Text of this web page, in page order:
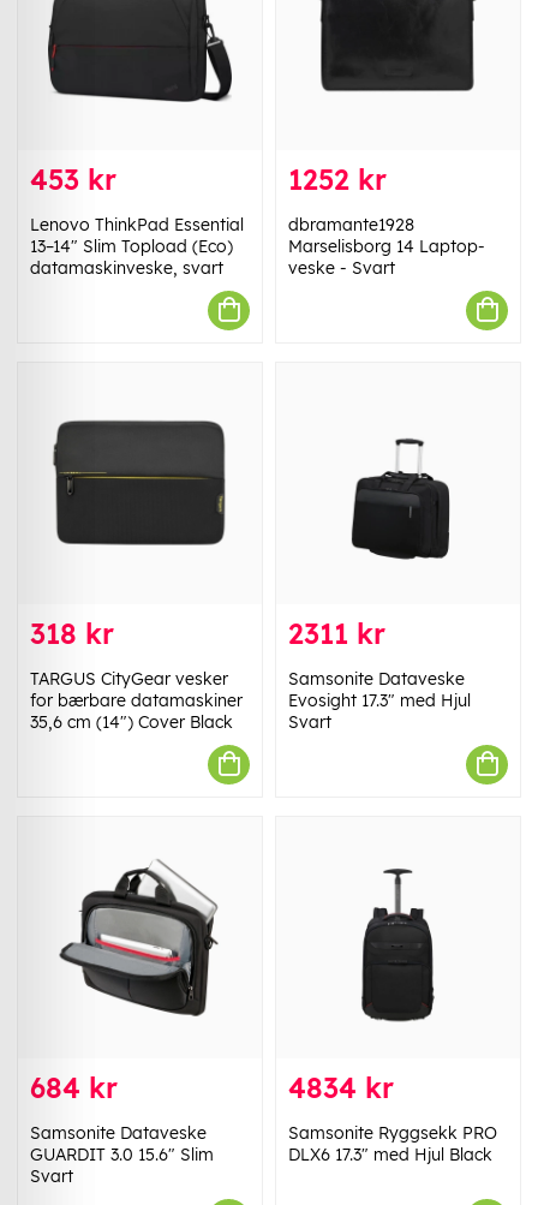
453 kr
Lenovo ThinkPad Essential
13–14" Slim Topload (Eco)
datamaskinveske, svart
1252 kr
dbramante1928
Marselisborg 14 Laptop-
veske - Svart
318 kr
TARGUS CityGear vesker
for bærbare datamaskiner
35,6 cm (14") Cover Black
2311 kr
Samsonite Dataveske
Evosight 17.3" med Hjul
Svart
684 kr
Samsonite Dataveske
GUARDIT 3.0 15.6" Slim
Svart
4834 kr
Samsonite Ryggsekk PRO
DLX6 17.3" med Hjul Black